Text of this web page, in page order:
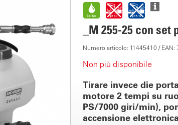
_M 255-25 con set
Numero articolo: 11445410 / EAN:
Non più disponibile
Tirare invece die
motore 2 tempi su
PS/7000 giri/min),
accensione